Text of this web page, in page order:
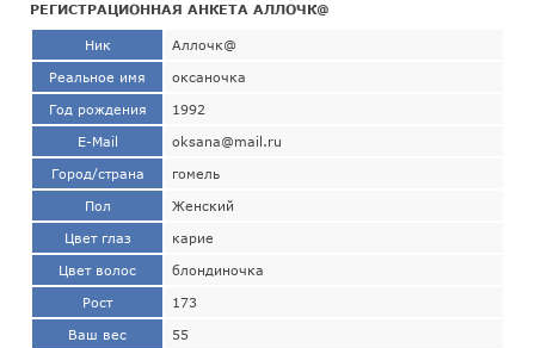
РЕГИСТРАЦИОННАЯ АНКЕТА АЛЛОЧК@
Ник Аллочк@
Реальное имя оксаночка
Год рождения 1992
E-Mail oksana@mail.ru
Город/страна гомель
Пол Женский
Цвет глаз карие
Цвет волос блондиночка
Рост 173
Ваш вес 55